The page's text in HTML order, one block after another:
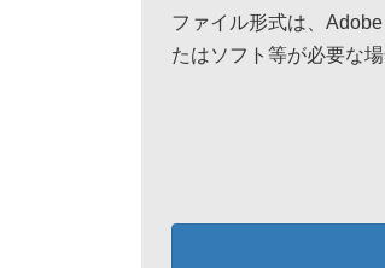
ファイル形式は、
たはソフト等が必要な場